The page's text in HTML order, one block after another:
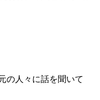
の人々に話を聞いて